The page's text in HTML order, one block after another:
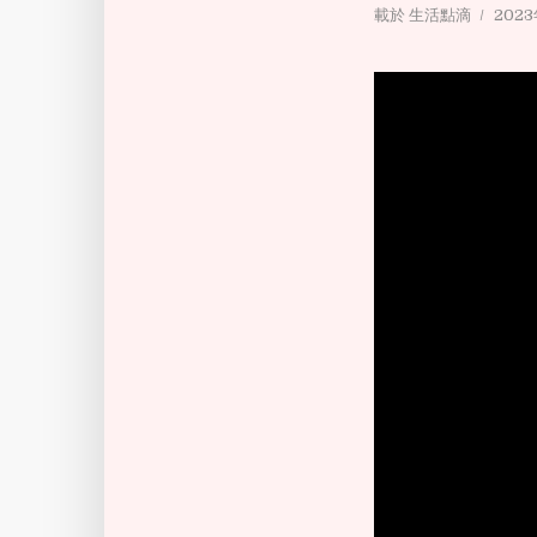
載於 生活點滴 2023